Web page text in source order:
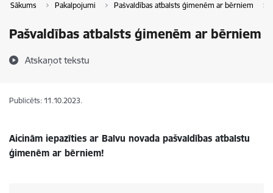
Sākums Pakalpojumi Pašvaldības atbalsts ģimenēm ar bērniem
Pašvaldības atbalsts ģimenēm ar bērniem
Atskaņot tekstu
Publicēts: 11.10.2023.
Aicinām iepazīties ar Balvu novada pašvaldības atbalstu
ģimenēm ar bērniem!